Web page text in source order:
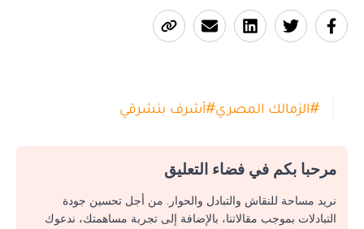
#الزمالك المصري#أشرف بنشرقي
مرحبا بكم في فضاء التعليق
نريد مساحة للنقاش والتبادل والحوار. من أجل تحسين جودة
التبادلات بموجب مقالاتنا، بالإضافة إلى تجربة مساهمتك، ندعوك